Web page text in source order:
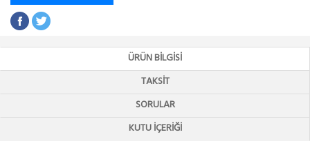
ÜRÜN BILGISI
TAKSIT
SORULAR
KUTU İÇERIĞI